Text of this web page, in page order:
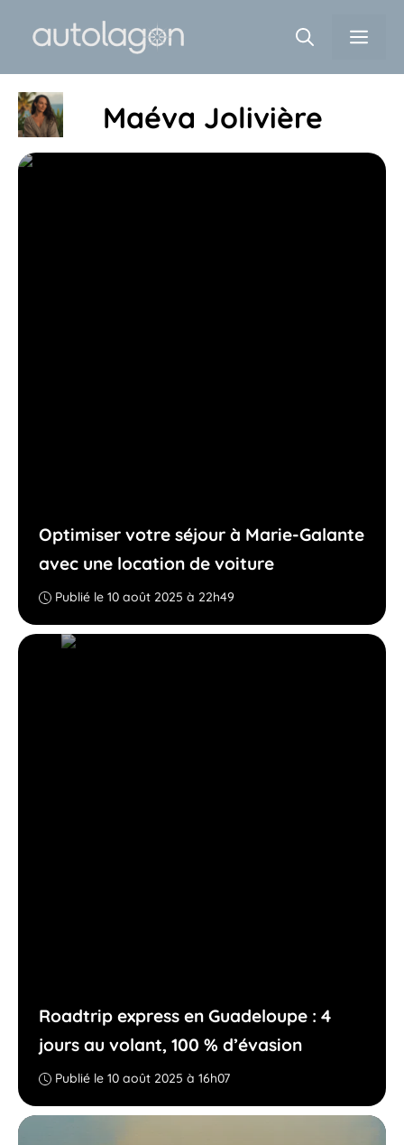
Maéva Jolivière
Optimiser votre séjour à Marie-Galante
avec une location de voiture
Publié le 10 août 2025 à 22h49
Roadtrip express en Guadeloupe : 4
jours au volant, 100 % d’évasion
Publié le 10 août 2025 à 16h07